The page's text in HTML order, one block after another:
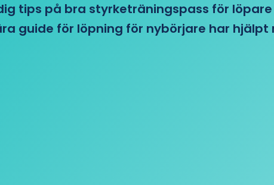
tips på bra styrketräningspass för
guide för löpning för nybörjare har